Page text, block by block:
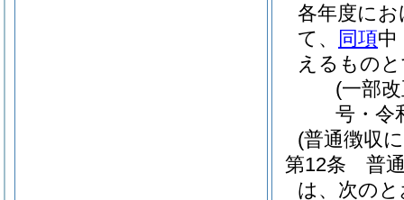
各年度に
て、
同項中
えるもの
(一部
号・令
(普通徴収
第12条
普
は、次の